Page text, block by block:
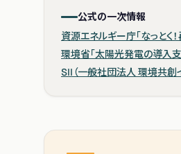
公式の一次情報
資源エネルギー庁「なっとく
環境省「太陽光発電の導入支
SII（一般社団法人 環境共創